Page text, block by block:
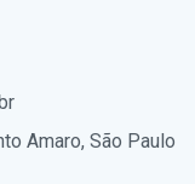
Amaro, São Paulo